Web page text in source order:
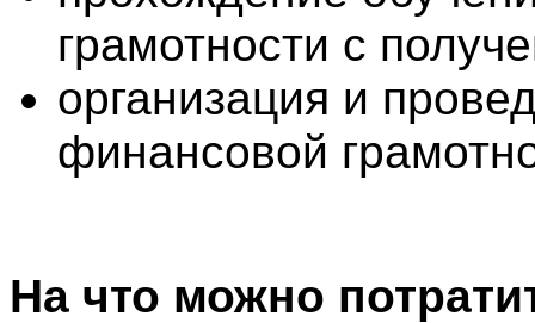
грамотности с
организация и
финансовой
На что можно